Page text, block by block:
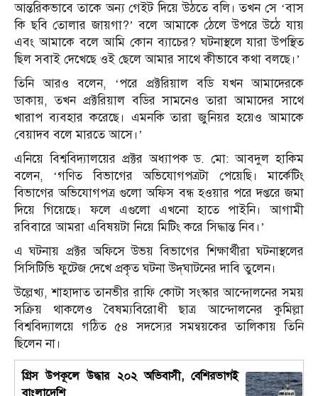
আন্তরিকভাবে তাকে অন্য গেইট দিয়ে উঠতে বলি। তখন সে ‘বাস
কি ছবি তোলার জায়গা?’ বলে আমাকে ঠেলে উপরে উঠে যায়
এবং আমাকে বলে আমি কোন ব্যাচের? ঘটনাস্থলে যারা উপস্থিত
ছিল সবাই দেখেছে ওই ছেলে আমার সাথে কীভাবে কথা বলছে।’
তিনি আরও বলেন, ‘পরে প্রক্টরিয়াল বডি যখন আমাদেরকে
ডাকায়, তখন প্রক্টরিয়াল বডির সামনেও তারা আমাদের সাথে
খারাপ ব্যবহার করেছে। এমনকি তারা জুনিয়র হয়েও আমাকে
বেয়াদব বলে মারতে আসে।’
এনিয়ে বিশ্ববিদ্যালয়ের প্রক্টর অধ্যাপক ড. মো: আবদুল হাকিম
বলেন, ‘গণিত বিভাগের অভিযোগপত্রটা পেয়েছি। মার্কেটিং
বিভাগের অভিযোগপত্র গুলো অফিস বন্ধ হওয়ার পরে দপ্তরে জমা
দিয়ে গিয়েছে। ফলে এগুলো এখনো হাতে পাইনি। আগামী
রবিবারে আমরা এবিষয়টা নিয়ে মিটিং করে সিদ্ধান্ত নিব।’
এ ঘটনায় প্রক্টর অফিসে উভয় বিভাগের শিক্ষার্থীরা ঘটনাস্থলের
সিসিটিভি ফুটেজ দেখে প্রকৃত ঘটনা উদ্‌ঘাটনের দাবি তুলেন।
উল্লেখ্য, শাহাদাত তানভীর রাফি কোটা সংস্কার আন্দোলনের সময়
সক্রিয় থাকলেও বৈষম্যবিরোধী ছাত্র আন্দোলনের কুমিল্লা
বিশ্ববিদ্যালয়ে গঠিত ৫৪ সদস্যের সমন্বয়কের তালিকায় তিনি
ছিলেন না।
গ্রিস উপকূলে উদ্ধার ২০২ অভিবাসী, বেশিরভাগই